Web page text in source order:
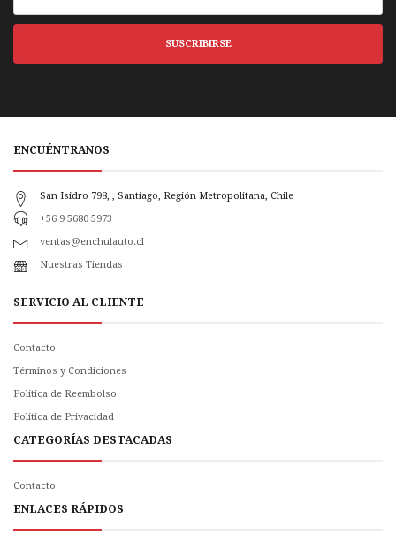
SUSCRIBIRSE
ENCUÉNTRANOS
San Isidro 798, , Santiago, Región Metropolitana, Chile
+56 9 5680 5973
ventas@enchulauto.cl
Nuestras Tiendas
SERVICIO AL CLIENTE
Contacto
Términos y Condiciones
Política de Reembolso
Politica de Privacidad
CATEGORÍAS DESTACADAS
Contacto
ENLACES RÁPIDOS